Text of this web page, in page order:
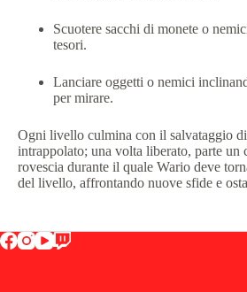
Scuotere sacchi di monete o
tesori.
Lanciare oggetti o nemici
per mirare.
Ogni livello culmina con il salvataggio
intrappolato; una volta liberato, parte un
rovescia durante il quale Wario deve
del livello, affrontando nuove sfide e